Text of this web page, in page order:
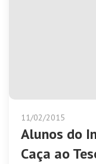
11/02/2015
Alunos do
Caça ao